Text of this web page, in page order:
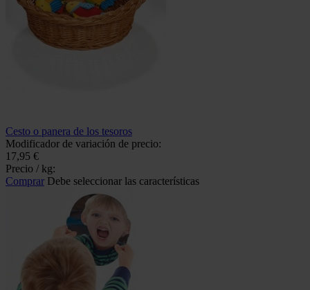
Cesto o panera de los tesoros
Modificador de variación de precio:
17,95 €
Precio / kg:
Comprar Debe seleccionar las características